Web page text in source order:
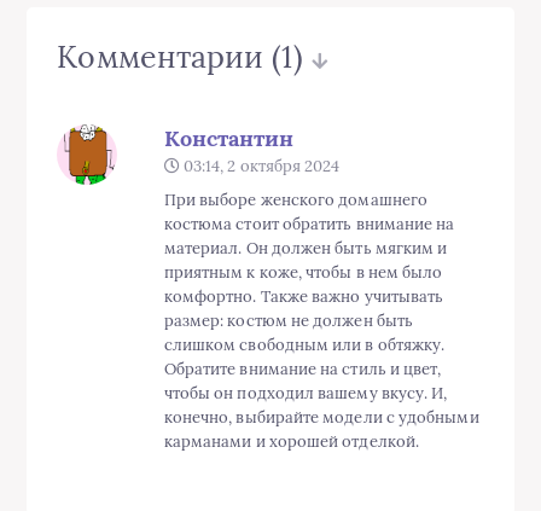
Комментарии (1)
Константин
03:14, 2 октября 2024
При выборе женского домашнего
костюма стоит обратить внимание на
материал. Он должен быть мягким и
приятным к коже, чтобы в нем было
комфортно. Также важно учитывать
размер: костюм не должен быть
слишком свободным или в обтяжку.
Обратите внимание на стиль и цвет,
чтобы он подходил вашему вкусу. И,
конечно, выбирайте модели с удобными
карманами и хорошей отделкой.